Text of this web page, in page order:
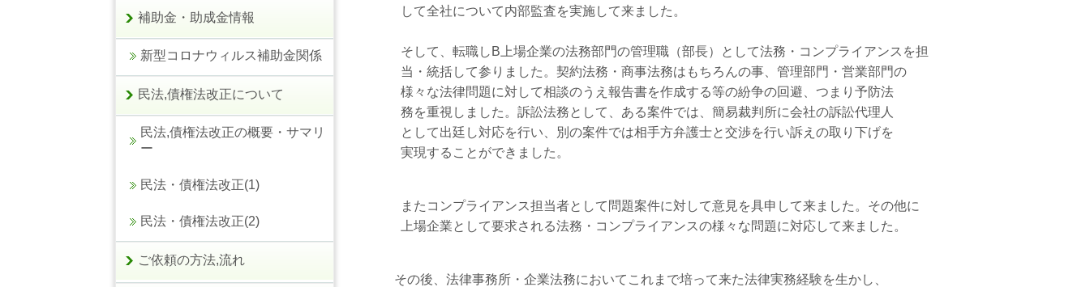
して全社について内部監査を実施して来ました。
そして、転職しB上場企業の法務部門の管理職（部長）として法務・コンプライアンスを担
当・統括して参りました。契約法務・商事法務はもちろんの事、管理部門・営業部門の
様々な法律問題に対して相談のうえ報告書を作成する等の紛争の回避、つまり予防法
務を重視しました。訴訟法務として、ある案件では、簡易裁判所に会社の訴訟代理人
として出廷し対応を行い、別の案件では相手方弁護士と交渉を行い訴えの取り下げを
実現することができました。
またコンプライアンス担当者として問題案件に対して意見を具申して来ました。その他に
上場企業として要求される法務・コンプライアンスの様々な問題に対応して来ました。
その後、法律事務所・企業法務においてこれまで培って来た法律実務経験を生かし、
補助金・助成金情報
新型コロナウィルス補助金関係
民法,債権法改正について
民法,債権法改正の概要・サマリ
ー
民法・債権法改正(1)
民法・債権法改正(2)
ご依頼の方法,流れ